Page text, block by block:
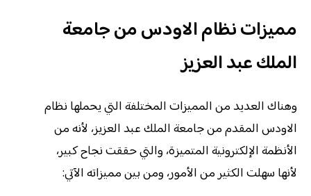
مميزات نظام الاودس من جامعة
الملك عبد العزيز
وهناك العديد من المميزات المختلفة التي يحملها نظام
الاودس المقدم من جامعة الملك عبد العزيز، لأنه من
الأنظمة الإلكترونية المتميزة، والتي حققت نجاح كبير،
لأنها سهلت الكثير من الأمور، ومن بين مميزاته الآتي: